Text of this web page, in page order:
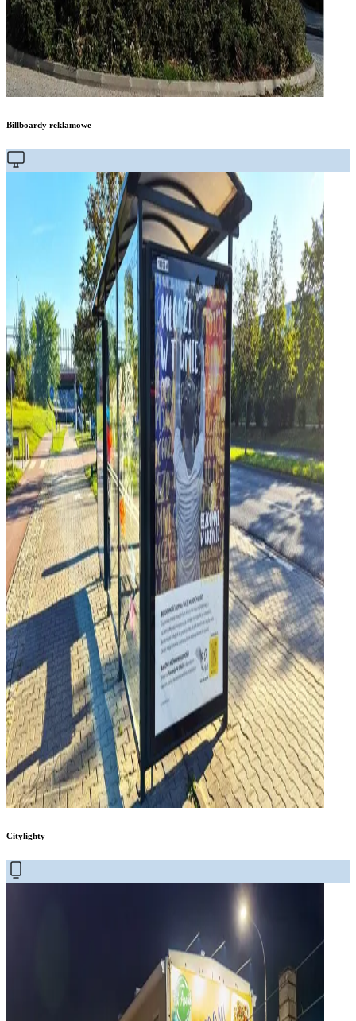
Billboardy reklamowe
Citylighty